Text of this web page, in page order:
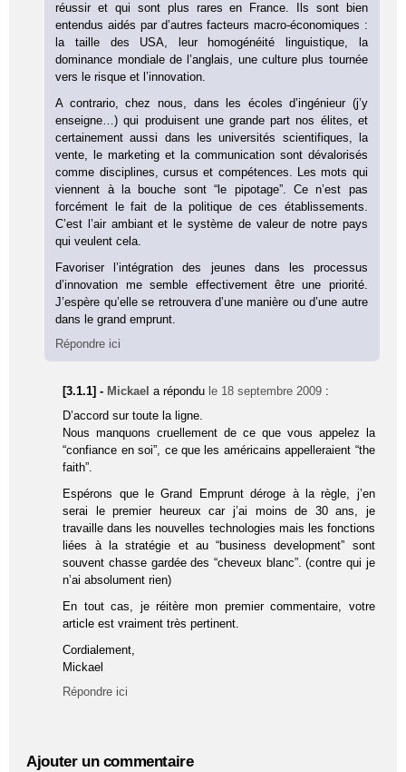
réussir et qui sont plus rares en France. Ils sont bien
entendus aidés par d’autres facteurs macro-économiques :
la taille des USA, leur homogénéité linguistique, la
dominance mondiale de l’anglais, une culture plus tournée
vers le risque et l’innovation.
A contrario, chez nous, dans les écoles d’ingénieur (j’y
enseigne…) qui produisent une grande part nos élites, et
certainement aussi dans les universités scientifiques, la
vente, le marketing et la communication sont dévalorisés
comme disciplines, cursus et compétences. Les mots qui
viennent à la bouche sont “le pipotage”. Ce n’est pas
forcément le fait de la politique de ces établissements.
C’est l’air ambiant et le système de valeur de notre pays
qui veulent cela.
Favoriser l’intégration des jeunes dans les processus
d’innovation me semble effectivement être une priorité.
J’espère qu’elle se retrouvera d’une manière ou d’une autre
dans le grand emprunt.
Répondre ici
[3.1.1] - Mickael a répondu le 18 septembre 2009 :
D’accord sur toute la ligne.
Nous manquons cruellement de ce que vous appelez la
“confiance en soi”, ce que les américains appelleraient “the
faith”.
Espérons que le Grand Emprunt déroge à la règle, j’en
serai le premier heureux car j’ai moins de 30 ans, je
travaille dans les nouvelles technologies mais les fonctions
liées à la stratégie et au “business development” sont
souvent chasse gardée des “cheveux blanc”. (contre qui je
n’ai absolument rien)
En tout cas, je réitère mon premier commentaire, votre
article est vraiment très pertinent.
Cordialement,
Mickael
Répondre ici
Ajouter un commentaire